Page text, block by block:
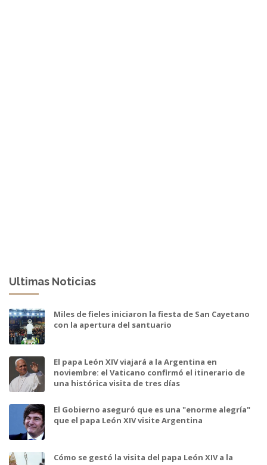
Ultimas Noticias
Miles de fieles iniciaron la fiesta de San Cayetano
con la apertura del santuario
El papa León XIV viajará a la Argentina en
noviembre: el Vaticano confirmó el itinerario de
una histórica visita de tres días
El Gobierno aseguró que es una "enorme alegría"
que el papa León XIV visite Argentina
Cómo se gestó la visita del papa León XIV a la